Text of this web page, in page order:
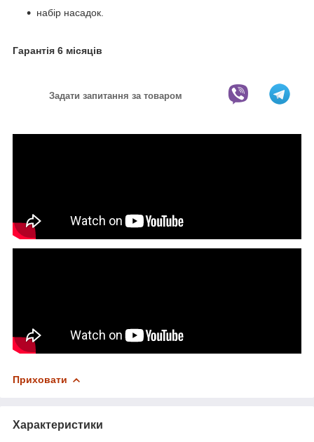
набір насадок.
Гарантія 6 місяців
Задати запитання за товаром
Приховати
Характеристики